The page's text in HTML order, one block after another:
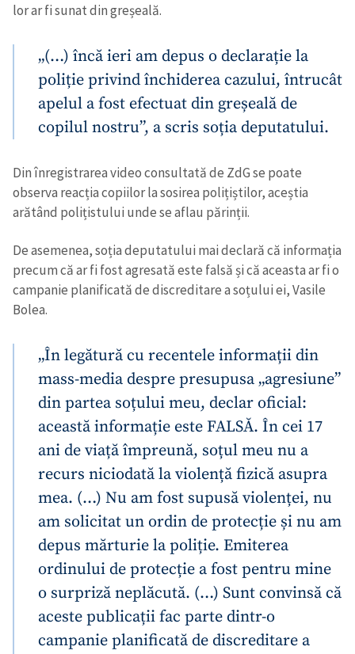
lor ar fi sunat din greșeală.
„(…) încă ieri am depus o declarație la
poliție privind închiderea cazului, întrucât
apelul a fost efectuat din greșeală de
copilul nostru”, a scris soția deputatului.
Din înregistrarea video consultată de ZdG se poate
observa reacția copiilor la sosirea polițiștilor, aceștia
arătând polițistului unde se aflau părinții.
De asemenea, soția deputatului mai declară că informația
precum că ar fi fost agresată este falsă și că aceasta ar fi o
campanie planificată de discreditare a soțului ei, Vasile
Bolea.
„În legătură cu recentele informații din
mass-media despre presupusa „agresiune”
din partea soțului meu, declar oficial:
această informație este FALSĂ. În cei 17
ani de viață împreună, soțul meu nu a
recurs niciodată la violență fizică asupra
mea. (…) Nu am fost supusă violenței, nu
am solicitat un ordin de protecție și nu am
depus mărturie la poliție. Emiterea
ordinului de protecție a fost pentru mine
o surpriză neplăcută. (…) Sunt convinsă că
aceste publicații fac parte dintr-o
campanie planificată de discreditare a
ȘTIREA MEA
Titlu știre+ Adaugă titlu
Fotografie
+ Încarcă imagine
Link media
+ Link media